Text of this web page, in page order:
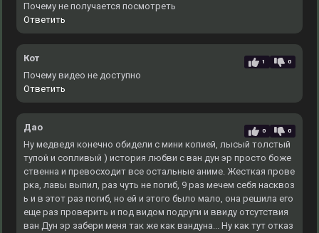
Почему не получается посмотреть
Ответить
Кот 1 0
Почему видео не доступно
Ответить
Дао 0 0
Ну медведя конечно обидели с мини копией, лысый толстый
тупой и сопливый ) история любви с ван дун эр просто боже
ственна и превосходит все остальные аниме. Жесткая прове
рка, лавы выпил, раз чуть не погиб, 9 раз мечем себя насквоз
ь и в этот раз погиб, но ей и этого было мало, она решила его
еще раз проверить и под видом подруги и ввиду отсутствия
ван Дун эр забери меня так же как вандуна... Ну как тут отказ